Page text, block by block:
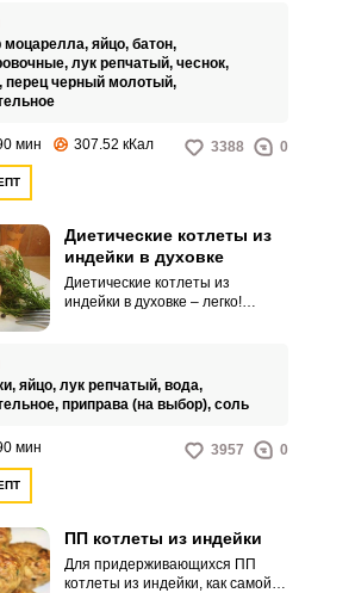
оригинальный вкус и сделает их
очень нежными и сочными.
моцарелла, яйцо, батон,
лук репчатый, чеснок,
перец черный молотый,
мин 307.52 кКал 3388 0
Диетические котлеты из
индейки в духовке
Диетические котлеты из
индейки в духовке – легко!
котлеты приготовить и на пару,
но в духовке вкуснее.
яйцо, лук репчатый, вода,
приправа (на выбор), соль
мин 3957 0
ПП котлеты из индейки
Для придерживающихся ПП
котлеты из индейки, как самой